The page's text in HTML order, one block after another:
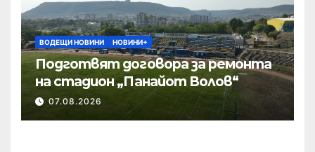
ВОДЕЩИ НОВИНИ НОВИНИ+
Подготвят договора за ремонта
на стадион „Панайот Волов“
07.08.2026